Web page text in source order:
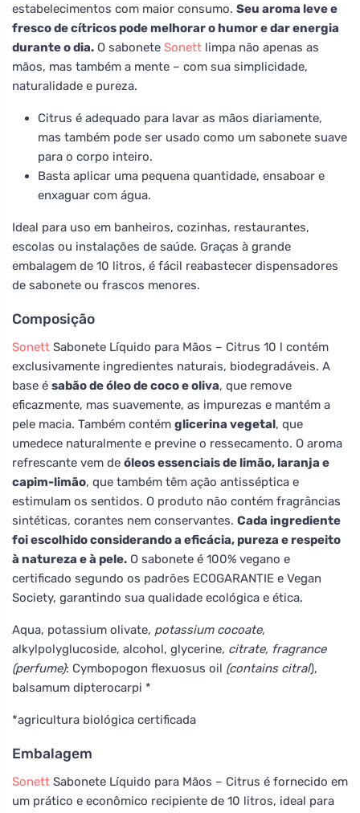
estabelecimentos com maior consumo. Seu aroma leve e
fresco de cítricos pode melhorar o humor e dar energia
durante o dia. O sabonete Sonett limpa não apenas as
mãos, mas também a mente – com sua simplicidade,
naturalidade e pureza.
Citrus é adequado para lavar as mãos diariamente,
mas também pode ser usado como um sabonete suave
para o corpo inteiro.
Basta aplicar uma pequena quantidade, ensaboar e
enxaguar com água.
Ideal para uso em banheiros, cozinhas, restaurantes,
escolas ou instalações de saúde. Graças à grande
embalagem de 10 litros, é fácil reabastecer dispensadores
de sabonete ou frascos menores.
Composição
Sonett Sabonete Líquido para Mãos – Citrus 10 l contém
exclusivamente ingredientes naturais, biodegradáveis. A
base é sabão de óleo de coco e oliva, que remove
eficazmente, mas suavemente, as impurezas e mantém a
pele macia. Também contém glicerina vegetal, que
umedece naturalmente e previne o ressecamento. O aroma
refrescante vem de óleos essenciais de limão, laranja e
capim-limão, que também têm ação antisséptica e
estimulam os sentidos. O produto não contém fragrâncias
sintéticas, corantes nem conservantes. Cada ingrediente
foi escolhido considerando a eficácia, pureza e respeito
à natureza e à pele. O sabonete é 100% vegano e
certificado segundo os padrões ECOGARANTIE e Vegan
Society, garantindo sua qualidade ecológica e ética.
Aqua, potassium olivate, potassium cocoate,
alkylpolyglucoside, alcohol, glycerine, citrate, fragrance
(perfume): Cymbopogon flexuosus oil (contains citral),
balsamum dipterocarpi *
*agricultura biológica certificada
Embalagem
Sonett Sabonete Líquido para Mãos – Citrus é fornecido em
um prático e econômico recipiente de 10 litros, ideal para